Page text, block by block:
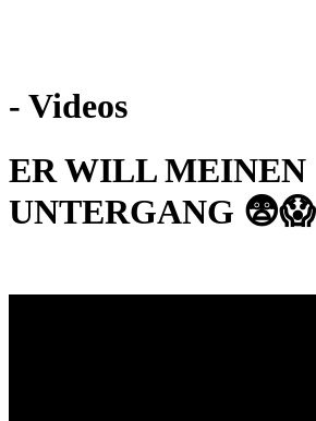
- Videos
ER WILL MEINEN
UNTERGANG 😨😱